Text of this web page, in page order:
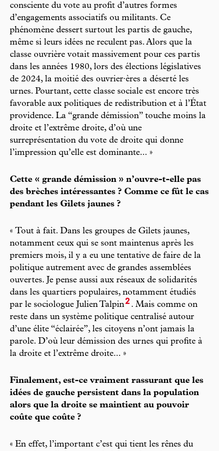
consciente du vote au profit d’autres formes
d’engagements associatifs ou militants. Ce
phénomène dessert surtout les partis de gauche,
même si leurs idées ne reculent pas. Alors que la
classe ouvrière votait massivement pour ces partis
dans les années 1980, lors des élections législatives
de 2024, la moitié des ouvrier·ères a déserté les
urnes. Pourtant, cette classe sociale est encore très
favorable aux politiques de redistribution et à l’État
providence. La “grande démission” touche moins la
droite et l’extrême droite, d’où une
surreprésentation du vote de droite qui donne
l’impression qu’elle est dominante... »
Cette « grande démission » n’ouvre-t-elle pas
des brèches intéressantes ? Comme ce fût le cas
pendant les Gilets jaunes ?
« Tout à fait. Dans les groupes de Gilets jaunes,
notamment ceux qui se sont maintenus après les
premiers mois, il y a eu une tentative de faire de la
politique autrement avec de grandes assemblées
ouvertes. Je pense aussi aux réseaux de solidarités
dans les quartiers populaires, notamment étudiés
par le sociologue Julien Talpin2 . Mais comme on
reste dans un système politique centralisé autour
d’une élite “éclairée”, les citoyens n’ont jamais la
parole. D’où leur démission des urnes qui profite à
la droite et l’extrême droite... »
Finalement, est-ce vraiment rassurant que les
idées de gauche persistent dans la population
alors que la droite se maintient au pouvoir
coûte que coûte ?
« En effet, l’important c’est qui tient les rênes du